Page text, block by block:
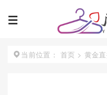
当前位置： 首页 > 黄金